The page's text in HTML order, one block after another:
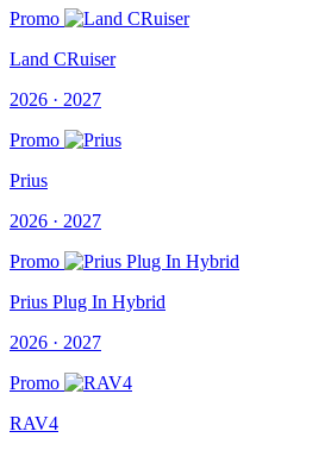
Promo
Land CRuiser
2026 · 2027
Promo
Prius
2026 · 2027
Promo
Prius Plug In Hybrid
2026 · 2027
Promo
RAV4